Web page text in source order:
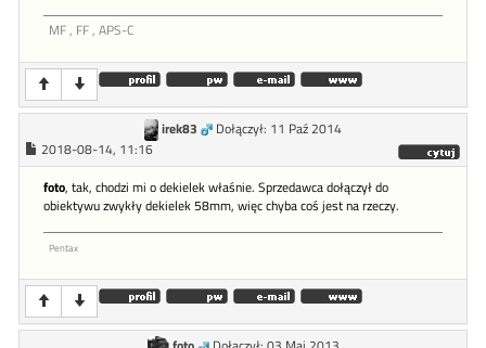
MF , FF , APS-C
irek83
Dołączył: 11 Paź 2014
2018-08-14, 11:16
foto, tak, chodzi mi o dekielek właśnie. Sprzedawca dołączył do
obiektywu zwykły dekielek 58mm, więc chyba coś jest na rzeczy.
Pentax